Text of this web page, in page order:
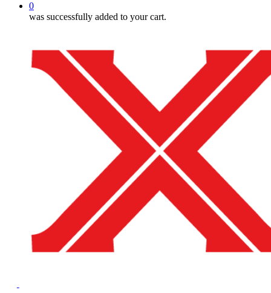
0
was successfully added to your cart.